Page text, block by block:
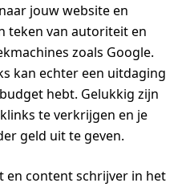
jouw website en
teken van autoriteit en
zoals Google.
kan echter een uitdaging
hebt. Gelukkig zijn
te verkrijgen en je
geld uit te geven.
en content schrijver in het